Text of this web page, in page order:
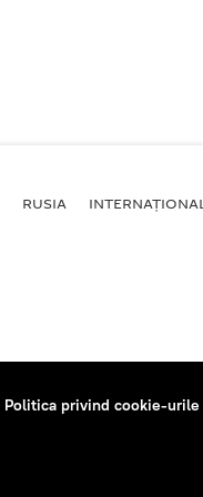
RUSIA INTERNAȚIONAL
Politica privind cookie-urile